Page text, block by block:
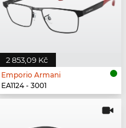
2 853,09 Kč
Emporio Armani
EA1124 - 3001